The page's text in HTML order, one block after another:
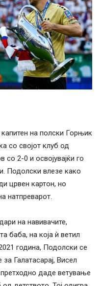
на полски Горњик
со својот клуб од
со 2-0 и освојувајќи го
Подолски влезе како
црвен картон, но
натпреварот.
на навивачите,
баба, на која ѝ ветил
година, Подолски се
Галатасарај, Висел
даде ветување